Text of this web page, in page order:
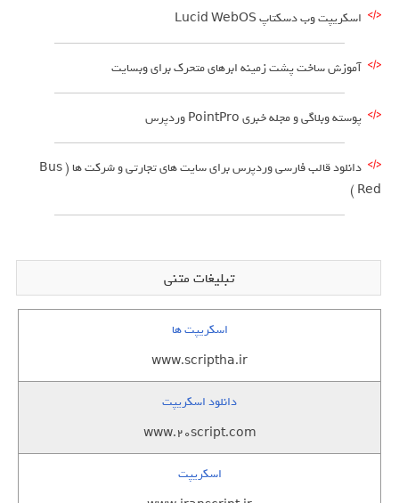
اسکریپت وب دسکتاپ Lucid WebOS
آموزش ساخت پشت زمینه ابرهای متحرک برای وبسایت
پوسته وبلاگی و مجله خبری PointPro وردپرس
دانلود قالب فارسی وردپرس برای سایت های تجارتی و شرکت ها ( Bus
Red )
تبلیغات متنی
اسکریپت ها
www.scriptha.ir
دانلود اسکریپت
www.20script.com
اسکریپت